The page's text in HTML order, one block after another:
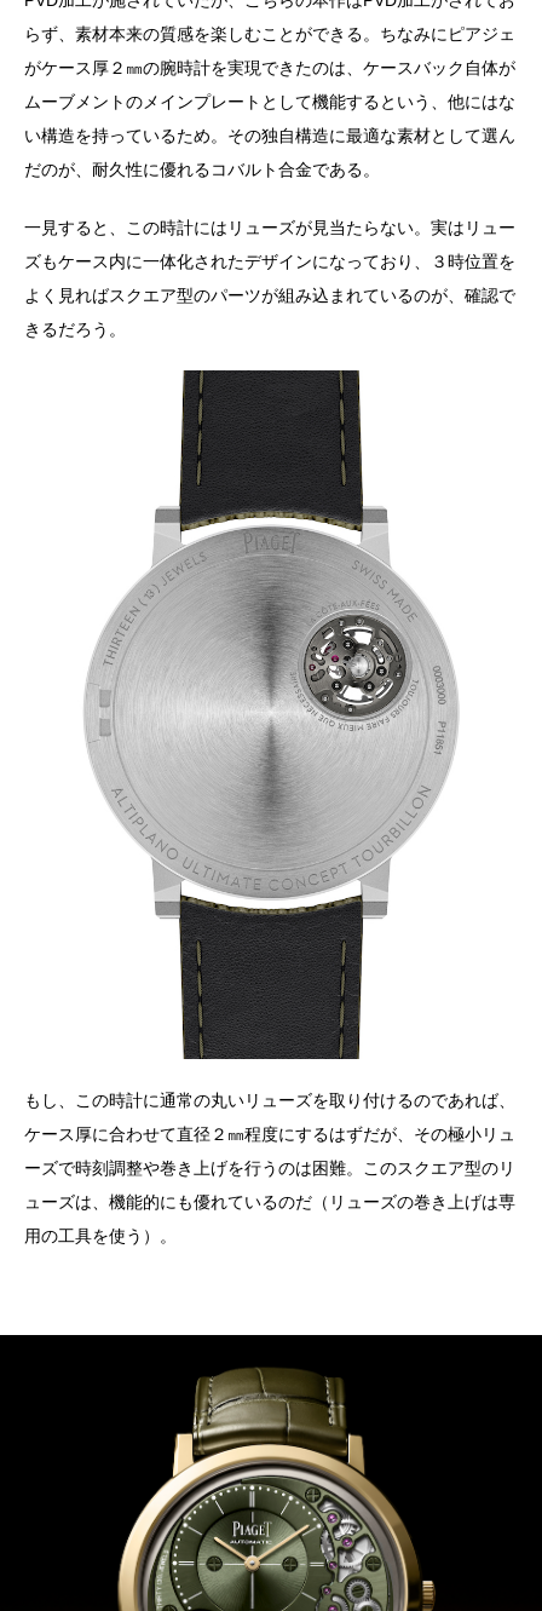
らず、素材本来の質感を楽しむことができる。ちなみにピアジェ
がケース厚２㎜の腕時計を実現できたのは、ケースバック自体が
ムーブメントのメインプレートとして機能するという、他にはな
い構造を持っているため。その独自構造に最適な素材として選ん
だのが、耐久性に優れるコバルト合金である。
一見すると、この時計にはリューズが見当たらない。実はリュー
ズもケース内に一体化されたデザインになっており、３時位置を
よく見ればスクエア型のパーツが組み込まれているのが、確認で
きるだろう。
もし、この時計に通常の丸いリューズを取り付けるのであれば、
ケース厚に合わせて直径２㎜程度にするはずだが、その極小リュ
ーズで時刻調整や巻き上げを行うのは困難。このスクエア型のリ
ューズは、機能的にも優れているのだ（リューズの巻き上げは専
用の工具を使う）。